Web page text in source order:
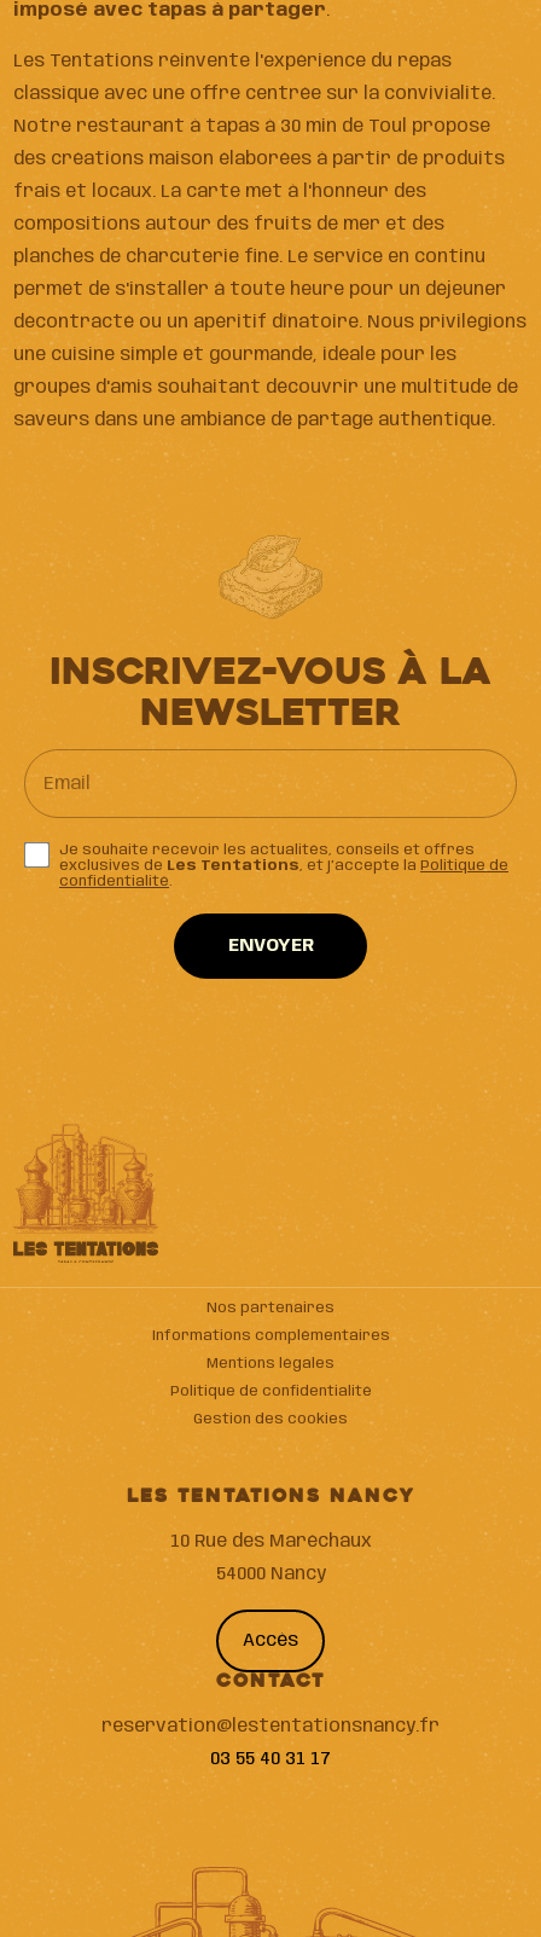
imposé avec tapas à partager.
Les Tentations réinvente l'expérience du repas
classique avec une offre centrée sur la convivialité.
Notre restaurant à tapas à 30 min de Toul propose
des créations maison élaborées à partir de produits
frais et locaux. La carte met à l'honneur des
compositions autour des fruits de mer et des
planches de charcuterie fine. Le service en continu
permet de s'installer à toute heure pour un déjeuner
décontracté ou un apéritif dînatoire. Nous privilégions
une cuisine simple et gourmande, idéale pour les
groupes d'amis souhaitant découvrir une multitude de
saveurs dans une ambiance de partage authentique.
Inscrivez-vous à la
newsletter
Email
Je souhaite recevoir les actualités, conseils et offres
exclusives de Les Tentations, et j’accepte la Politique de
confidentialité.
Nos partenaires
Informations complémentaires
Mentions légales
Politique de confidentialité
Gestion des cookies
LES TENTATIONS NANCY
10 Rue des Maréchaux
54000 Nancy
Accès
CONTACT
reservation@lestentationsnancy.fr
03 55 40 31 17